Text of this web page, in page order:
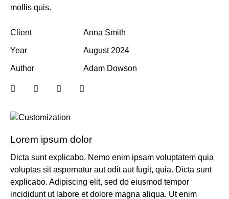
Lorem ipsum dolor
Dicta sunt explicabo. Nemo enim ipsam voluptatem quia
voluptas sit aspernatur aut odit aut fugit, quia. Dicta sunt
explicabo. Adipiscing elit, sed do eiusmod tempor
incididunt ut labore et dolore magna aliqua. Ut enim
mollis quis.
Client Anna Smith
Year August 2024
Author Adam Dowson